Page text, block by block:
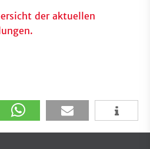
der aktuellen